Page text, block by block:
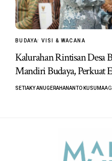
BUDAYA VISI & WACANA
Kalurahan Rintisan Desa
Mandiri Budaya, Perkuat
SETIAKY ANUGERAHANANTO KUSUMA